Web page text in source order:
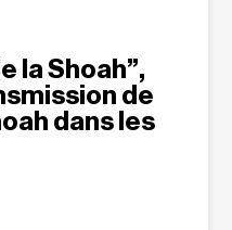
la Shoah”,
de
dans les